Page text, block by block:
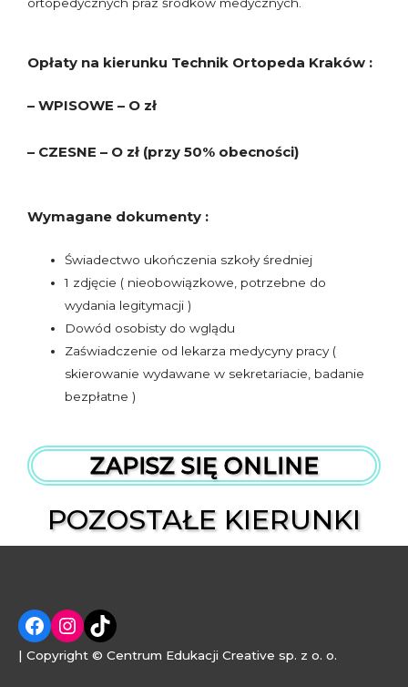
Opłaty na kierunku Technik Ortopeda Kraków :
– WPISOWE – O zł
– CZESNE – O zł (przy 50% obecności)
Wymagane dokumenty :
Świadectwo ukończenia szkoły średniej
1 zdjęcie ( nieobowiązkowe, potrzebne do
wydania legitymacji )
Dowód osobisty do wglądu
Zaświadczenie od lekarza medycyny pracy (
skierowanie wydawane w sekretariacie, badanie
bezpłatne )
ZAPISZ SIĘ ONLINE
POZOSTAŁE KIERUNKI
| Copyright © Centrum Edukacji Creative sp. z o. o.